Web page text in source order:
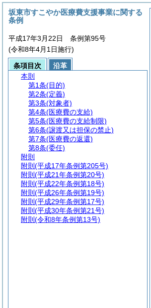
坂東市すこやか医療費支援事業に関する
条例
平成17年3月22日 条例第95号
(令和8年4月1日施行)
条項目次
沿革
本則
第1条(目的)
第2条(定義)
第3条(対象者)
第4条(医療費の支給)
第5条(医療費の支給制限)
第6条(譲渡又は担保の禁止)
第7条(医療費の返還)
第8条(委任)
附則
附則 (平成17年条例第205号)
附則 (平成21年条例第20号)
附則 (平成22年条例第18号)
附則 (平成26年条例第19号)
附則 (平成29年条例第17号)
附則 (平成30年条例第21号)
附則 (令和8年条例第13号)